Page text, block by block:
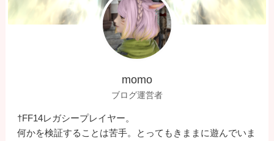
momo
ブログ運営者
†FF14レガシープレイヤー。
何かを検証することは苦手。とってもきままに遊んでいま